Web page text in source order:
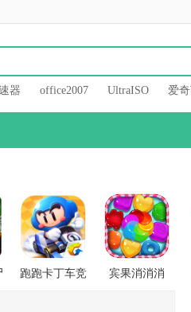
器 office2007 UltraISO 爱
跑跑卡丁车竞
宾果消消消